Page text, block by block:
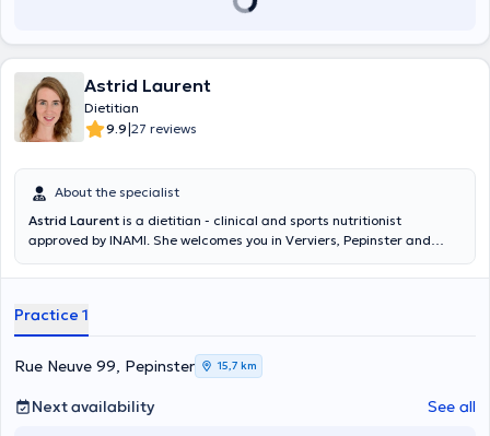
Astrid Laurent
Dietitian
9.9|27 reviews
About the specialist
Astrid Laurent is a dietitian - clinical and sports nutritionist
approved by INAMI. She welcomes you in Verviers, Pepinster and
follow-up appointment lasts 30 minutes. Empathetic, smiling and
through specific support respecting your individualities.
Practice 1
Rue Neuve 99, Pepinster 15,7 km
Next availability See all